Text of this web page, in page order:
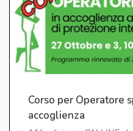
Corso per Operatore
accoglienza